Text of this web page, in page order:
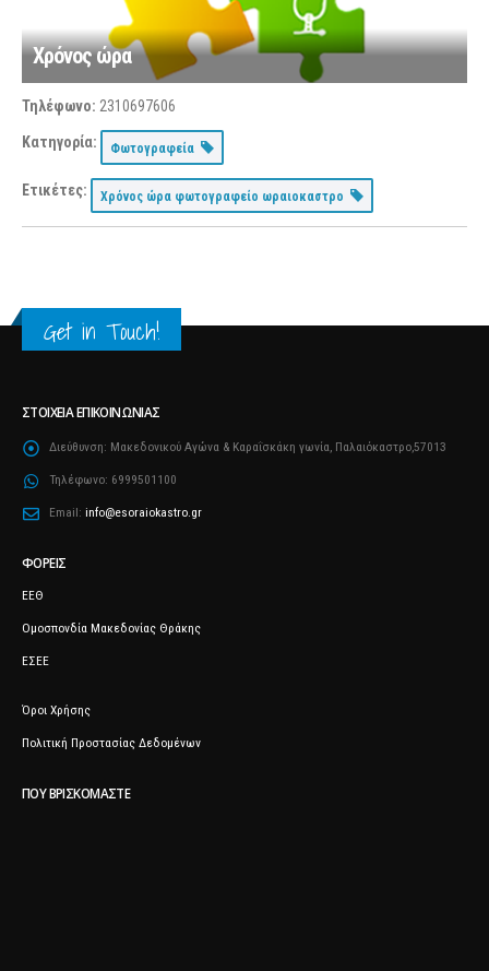
Χρόνος ώρα
Τηλέφωνο: 2310697606
Κατηγορία: Φωτογραφεία
Ετικέτες: Χρόνος ώρα φωτογραφείο ωραιοκαστρο
Get in Touch!
ΣΤΟΙΧΕΊΑ ΕΠΙΚΟΙΝΩΝΊΑΣ
Διεύθυνση: Μακεδονικού Αγώνα & Καραΐσκάκη γωνία, Παλαιόκαστρο,57013
Τηλέφωνο: 6999501100
Email: info@esoraiokastro.gr
ΦΟΡΕΊΣ
ΕΕΘ
Ομοσπονδία Μακεδονίας Θράκης
ΕΣΕΕ
Όροι Χρήσης
Πολιτική Προστασίας Δεδομένων
ΠΟΥ ΒΡΙΣΚΌΜΑΣΤΕ